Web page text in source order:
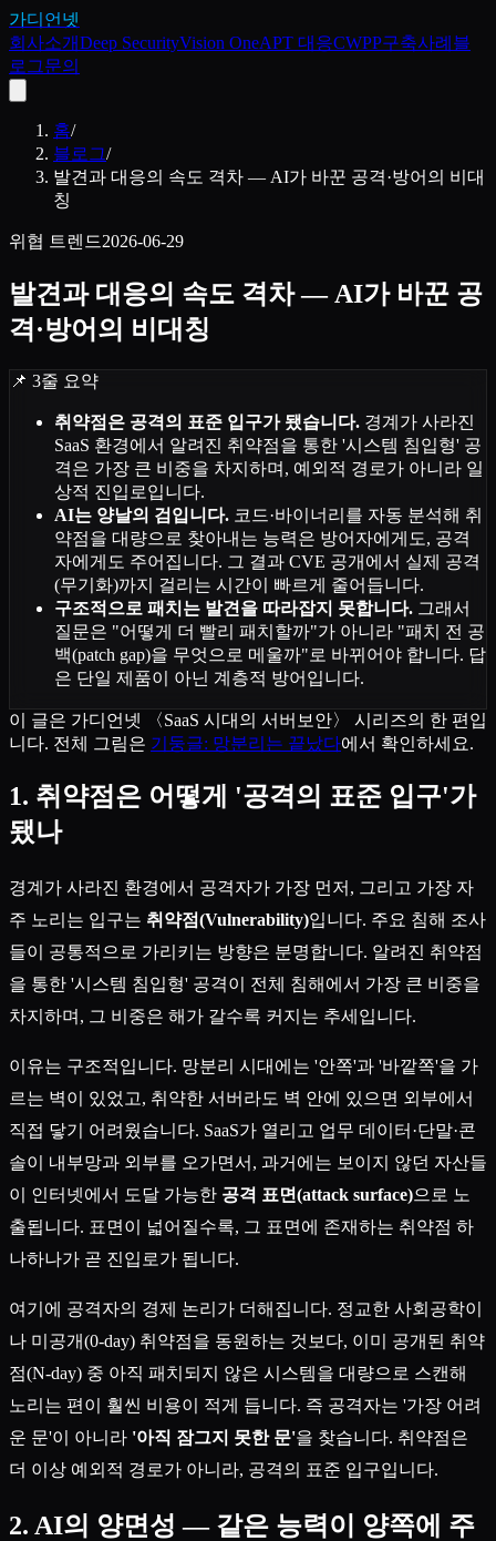
가디언넷
회사소개Deep SecurityVision OneAPT 대응CWPP구축사례 블
로그문의
홈/
블로그/
발견과 대응의 속도 격차 — AI가 바꾼 공격·방어의 비대
칭
위협 트렌드2026-06-29
발견과 대응의 속도 격차 — AI가 바꾼 공
격·방어의 비대칭
📌 3줄 요약
취약점은 공격의 표준 입구가 됐습니다. 경계가 사라진
SaaS 환경에서 알려진 취약점을 통한 '시스템 침입형' 공
격은 가장 큰 비중을 차지하며, 예외적 경로가 아니라 일
상적 진입로입니다.
AI는 양날의 검입니다. 코드·바이너리를 자동 분석해 취
약점을 대량으로 찾아내는 능력은 방어자에게도, 공격
자에게도 주어집니다. 그 결과 CVE 공개에서 실제 공격
(무기화)까지 걸리는 시간이 빠르게 줄어듭니다.
구조적으로 패치는 발견을 따라잡지 못합니다. 그래서
질문은 "어떻게 더 빨리 패치할까"가 아니라 "패치 전 공
백(patch gap)을 무엇으로 메울까"로 바뀌어야 합니다. 답
은 단일 제품이 아닌 계층적 방어입니다.
이 글은 가디언넷 〈SaaS 시대의 서버보안〉 시리즈의 한 편입
니다. 전체 그림은 기둥글: 망분리는 끝났다에서 확인하세요.
1. 취약점은 어떻게 '공격의 표준 입구'가
됐나
경계가 사라진 환경에서 공격자가 가장 먼저, 그리고 가장 자
주 노리는 입구는 취약점(Vulnerability)입니다. 주요 침해 조사
들이 공통적으로 가리키는 방향은 분명합니다. 알려진 취약점
을 통한 '시스템 침입형' 공격이 전체 침해에서 가장 큰 비중을
차지하며, 그 비중은 해가 갈수록 커지는 추세입니다.
이유는 구조적입니다. 망분리 시대에는 '안쪽'과 '바깥쪽'을 가
르는 벽이 있었고, 취약한 서버라도 벽 안에 있으면 외부에서
직접 닿기 어려웠습니다. SaaS가 열리고 업무 데이터·단말·콘
솔이 내부망과 외부를 오가면서, 과거에는 보이지 않던 자산들
이 인터넷에서 도달 가능한 공격 표면(attack surface)으로 노
출됩니다. 표면이 넓어질수록, 그 표면에 존재하는 취약점 하
나하나가 곧 진입로가 됩니다.
여기에 공격자의 경제 논리가 더해집니다. 정교한 사회공학이
나 미공개(0-day) 취약점을 동원하는 것보다, 이미 공개된 취약
점(N-day) 중 아직 패치되지 않은 시스템을 대량으로 스캔해
노리는 편이 훨씬 비용이 적게 듭니다. 즉 공격자는 '가장 어려
운 문'이 아니라 '아직 잠그지 못한 문'을 찾습니다. 취약점은
더 이상 예외적 경로가 아니라, 공격의 표준 입구입니다.
2. AI의 양면성 — 같은 능력이 양쪽에 주